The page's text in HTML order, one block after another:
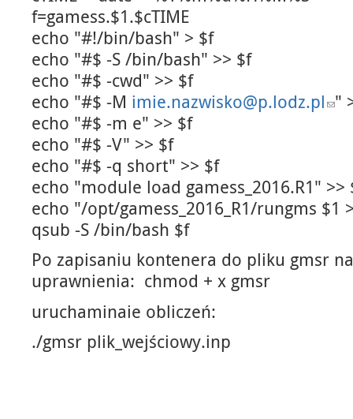
f=gamess.$1.$cTIME
echo "#!/bin/bash" > $f
echo "#$ -S /bin/bash" >> $f
echo "#$ -cwd" >> $f
echo "#$ -M imie.nazwisko@p.lodz.pl "
echo "#$ -m e" >> $f
echo "#$ -V" >> $f
echo "#$ -q short" >> $f
echo "module load gamess_2016.R1" >>
echo "/opt/gamess_2016_R1/rungms $1
qsub -S /bin/bash $f
Po zapisaniu kontenera do pliku gmsr
uprawnienia: chmod + x gmsr
uruchaminaie obliczeń:
./gmsr plik_wejściowy.inp